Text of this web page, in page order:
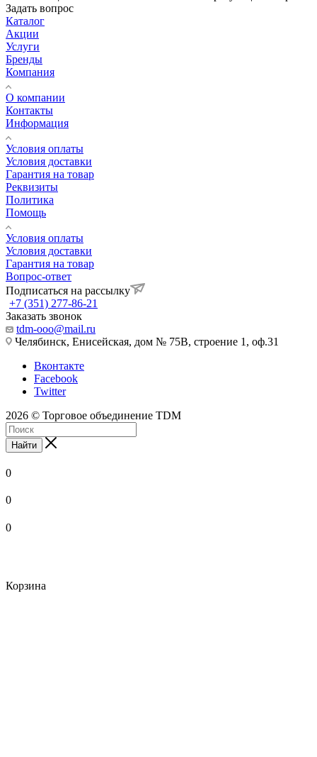
Задать вопрос
Каталог
Акции
Услуги
Бренды
Компания
О компании
Контакты
Информация
Условия оплаты
Условия доставки
Гарантия на товар
Реквизиты
Политика
Помощь
Условия оплаты
Условия доставки
Гарантия на товар
Вопрос-ответ
Подписаться на рассылку
+7 (351) 277-86-21
Заказать звонок
tdm-ooo@mail.ru
Челябинск, Енисейская, дом № 75В, строение 1, оф.31
Вконтакте
Facebook
Twitter
2026 © Торговое объединение TDM
Найти
0
0
0
Корзина